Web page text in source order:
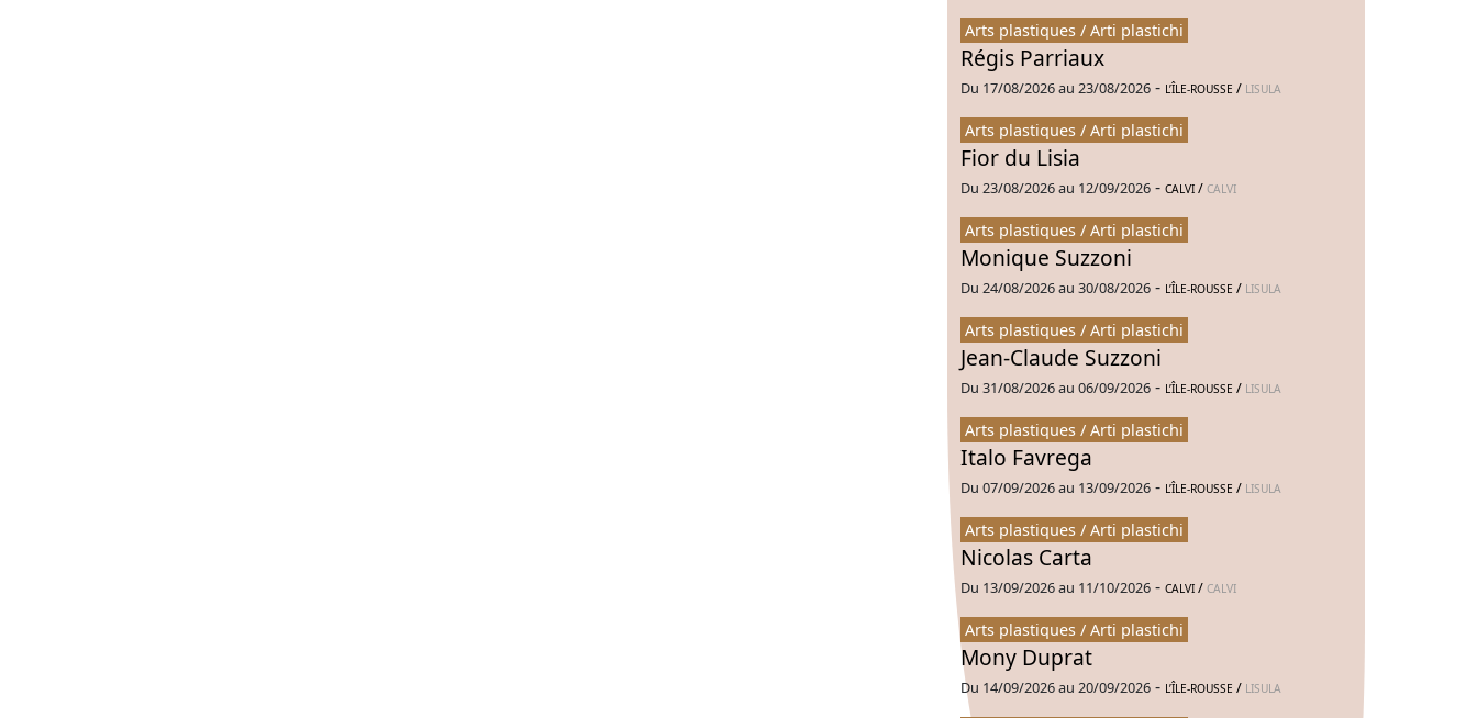
Arts plastiques / Arti plastichi
Régis Parriaux
Du 17/08/2026 au 23/08/2026 - L’ÎLE-ROUSSE / LISULA
Arts plastiques / Arti plastichi
Fior du Lisia
Du 23/08/2026 au 12/09/2026 - CALVI / CALVI
Arts plastiques / Arti plastichi
Monique Suzzoni
Du 24/08/2026 au 30/08/2026 - L’ÎLE-ROUSSE / LISULA
Arts plastiques / Arti plastichi
Jean-Claude Suzzoni
Du 31/08/2026 au 06/09/2026 - L’ÎLE-ROUSSE / LISULA
Arts plastiques / Arti plastichi
Italo Favrega
Du 07/09/2026 au 13/09/2026 - L’ÎLE-ROUSSE / LISULA
Arts plastiques / Arti plastichi
Nicolas Carta
Du 13/09/2026 au 11/10/2026 - CALVI / CALVI
Arts plastiques / Arti plastichi
Mony Duprat
Du 14/09/2026 au 20/09/2026 - L’ÎLE-ROUSSE / LISULA